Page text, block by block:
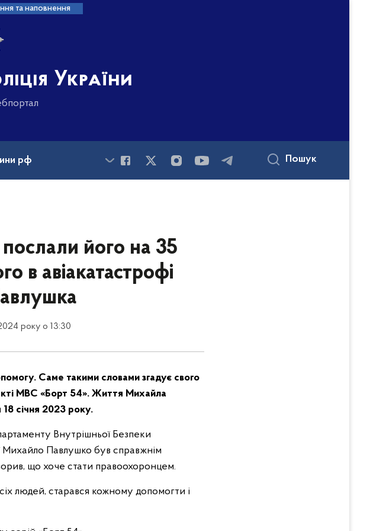
та наповнення
України
рф Пошук
його на 35
в авіакатастрофі
року о 13:30
Саме такими словами згадує свого
МВС «Борт 54». Життя Михайла
січня 2023 року.
Внутрішньої Безпеки
Михайло Павлушко був справжнім
що хоче стати правоохоронцем.
людей, старався кожному допомогти і